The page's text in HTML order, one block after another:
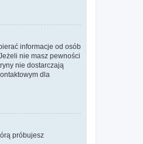
informacje od osób
nie masz pewności
nie dostarczają
dla
próbujesz